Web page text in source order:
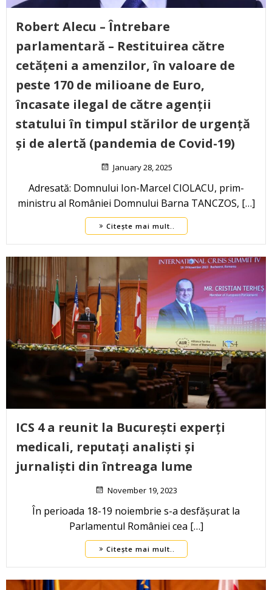
Robert Alecu – Întrebare
parlamentară – Restituirea către
cetățeni a amenzilor, în valoare de
peste 170 de milioane de Euro,
încasate ilegal de către agenții
statului în timpul stărilor de urgență
și de alertă (pandemia de Covid-19)
January 28, 2025
Adresată: Domnului Ion-Marcel CIOLACU, prim-
ministru al României Domnului Barna TANCZOS, […]
Citește mai mult..
ICS 4 a reunit la București experți
medicali, reputați analiști și
jurnaliști din întreaga lume
November 19, 2023
În perioada 18-19 noiembrie s-a desfășurat la
Parlamentul României cea […]
Citește mai mult..